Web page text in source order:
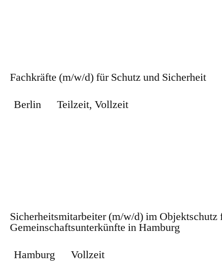
Fachkräfte (m/w/d) für Schutz und Sicherheit
Berlin
Teilzeit, Vollzeit
Sicherheitsmitarbeiter (m/w/d) im Objektschutz
Gemeinschaftsunterkünfte in Hamburg
Hamburg
Vollzeit